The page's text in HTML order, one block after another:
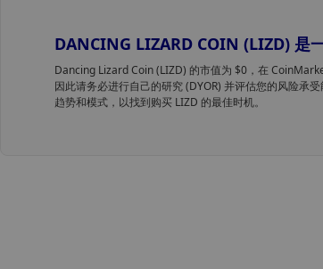
DANCING LIZARD COIN (LIZD) 是
Dancing Lizard Coin (LIZD) 的市值为 $0，在
因此请务必进行自己的研究 (DYOR) 并评估您的风险承
趋势和模式，以找到购买 LIZD 的最佳时机。